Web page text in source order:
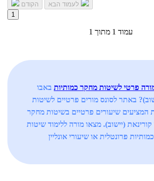
הקודם
1
עמוד 1 מתוך 1
פרטי לשיטות מחקר כמותיות באבו
באתר לסונס מורים פרטיים לשיטות
המציעים שיעורים פרטיים בשיטות מחקר
(יישוב). מצאו מורה ללימוד שיטות
פרונטלית או שיעורי אונליין